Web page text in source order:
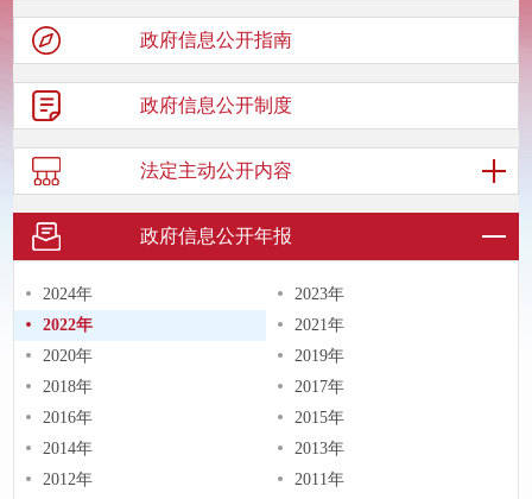
政府信息公开指南
政府信息公开制度
法定主动公开内容
政府信息公开年报
2024年
2023年
2022年
2021年
2020年
2019年
2018年
2017年
2016年
2015年
2014年
2013年
2012年
2011年